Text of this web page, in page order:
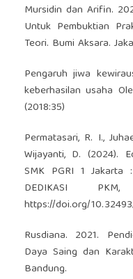
Mursidin dan Arifin.
Untuk Pembuktian
Teori. Bumi Aksara.
Pengaruh jiwa
keberhasilan usaha
(2018:35)
Permatasari, R. I.,
Wijayanti, D. (2024).
SMK PGRI 1 Jakarta
DEDIKASI
https://doi.org/
Rusdiana. 2021.
Daya Saing dan
Bandung.